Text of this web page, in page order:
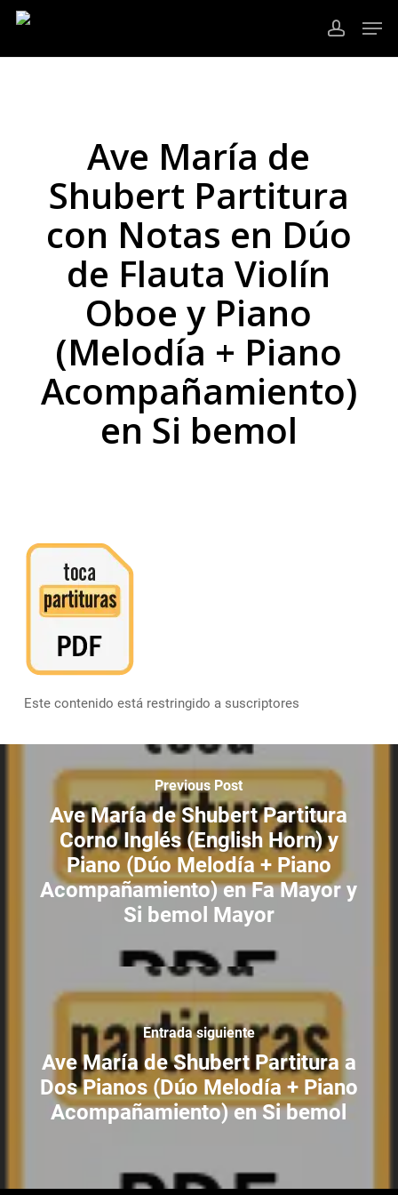
cuenta
Ave María de
Shubert Partitura
con Notas en Dúo
de Flauta Violín
Oboe y Piano
(Melodía + Piano
Acompañamiento)
en Si bemol
Este contenido está restringido a suscriptores
Previous Post
Ave María de Shubert Partitura
Corno Inglés (English Horn) y
Piano (Dúo Melodía + Piano
Acompañamiento) en Fa Mayor y
Si bemol Mayor
Entrada siguiente
Ave María de Shubert Partitura a
Dos Pianos (Dúo Melodía + Piano
Acompañamiento) en Si bemol